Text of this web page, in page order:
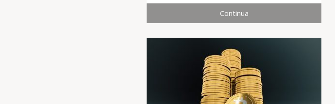
Continua